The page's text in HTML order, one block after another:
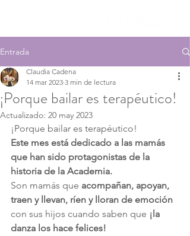
Entrada
¡Porque bailar es terapéutico!
Claudia Cadena
14 mar 2023 3 min de lectura
Actualizado: 20 may 2023
¡Porque bailar es terapéutico!
Este mes está dedicado a las mamás
que han sido protagonistas de la
historia de la Academia.
Son mamás que acompañan, apoyan,
traen y llevan, ríen y lloran de emoción
con sus hijos cuando saben que ¡la
danza los hace felices!